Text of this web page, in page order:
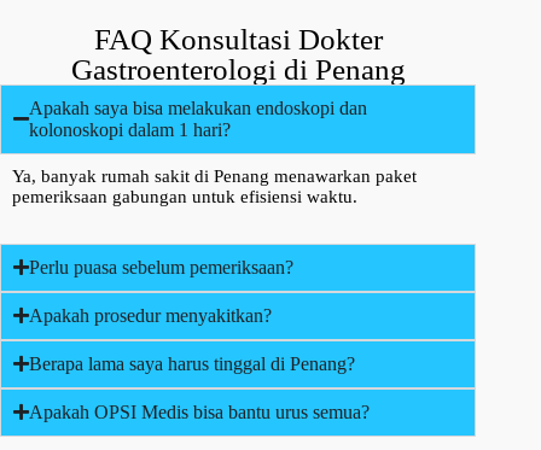
FAQ Konsultasi Dokter
Gastroenterologi di Penang
Apakah saya bisa melakukan endoskopi dan
kolonoskopi dalam 1 hari?
Ya, banyak rumah sakit di Penang menawarkan paket
pemeriksaan gabungan untuk efisiensi waktu.
Perlu puasa sebelum pemeriksaan?
Apakah prosedur menyakitkan?
Berapa lama saya harus tinggal di Penang?
Apakah OPSI Medis bisa bantu urus semua?